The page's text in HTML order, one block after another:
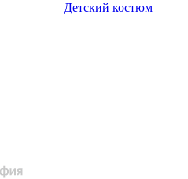
Детский костюм